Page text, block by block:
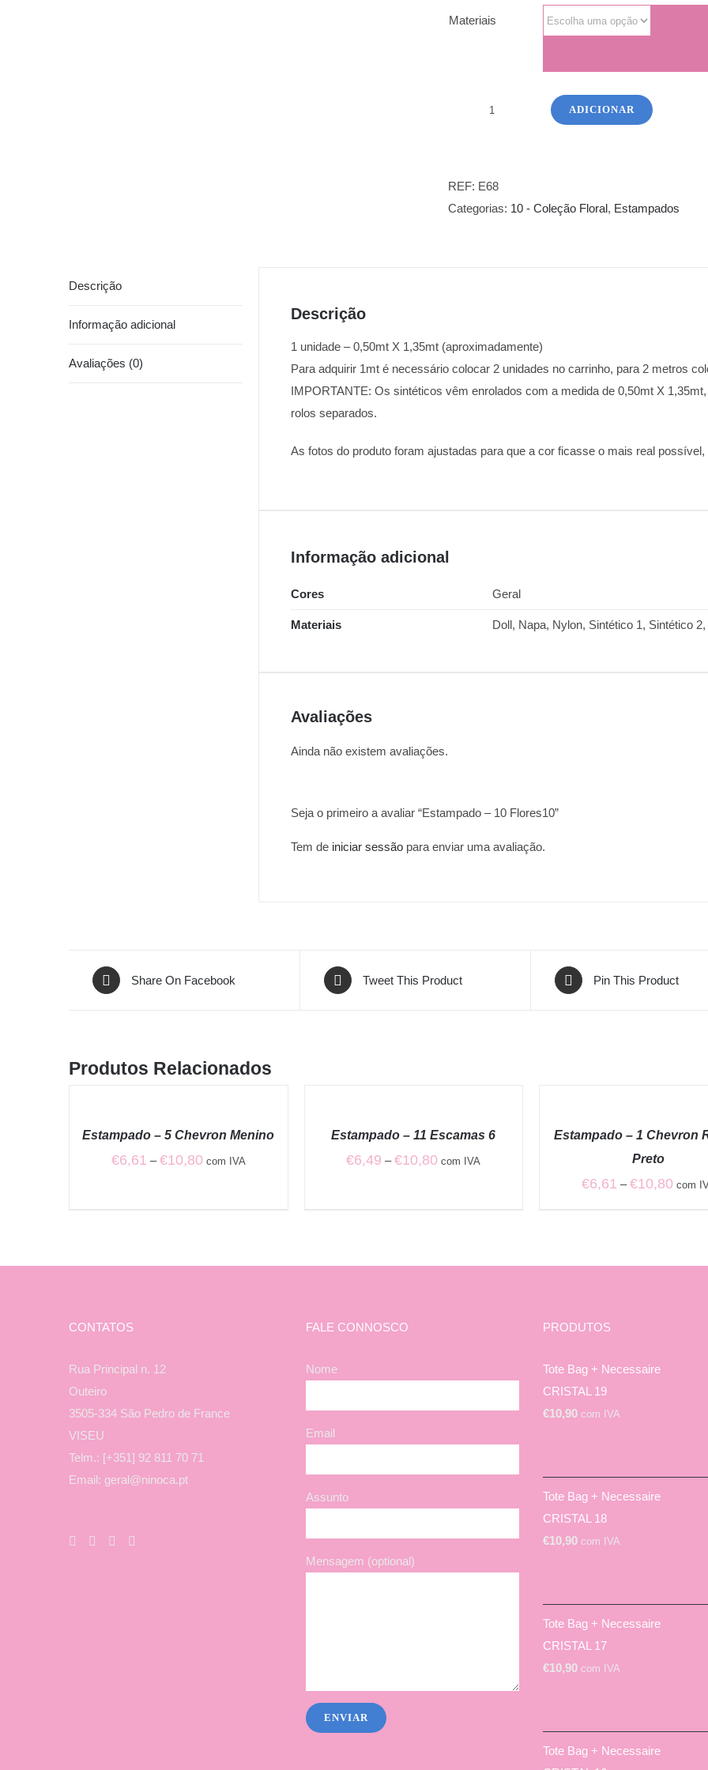
Materiais
-
10
ADICIONAR
REF: E68
Categorias: 10 - Coleção Floral, Estampados
Descrição
Informação adicional
Avaliações (0)
Descrição
1 unidade – 0,50mt X 1,35mt (aproximadamente)
Para adquirir 1mt é necessário colocar 2 unidades no carrinho, para 2 metros
IMPORTANTE: Os sintéticos vêm enrolados com a medida de 0,50mt X
rolos separados.
As fotos do produto foram ajustadas para que a cor ficasse o mais real
Informação adicional
Cores Geral
Materiais Doll, Napa, Nylon, Sintético 1, Sintético
Avaliações
Ainda não existem avaliações.
Seja o primeiro a avaliar “Estampado – 10 Flores10”
Tem de iniciar sessão para enviar uma avaliação.
Share On Facebook Tweet This Product Pin This Product
Produtos Relacionados
QUICK
Estampado – 5 Chevron Menino
€6,61 – €10,80Price
com IVA
QUICKEstampado – 11 Escamas 6
€6,49 – €10,80 Price
com IVA
QUICK
Estampado – 1 Chevron
Preto
€6,61 – €10,80Price
€10,80
com
CONTATOS
Rua Principal n. 12
Outeiro
3505-334 São Pedro de France
VISEU
Telm.: [+351] 92 811 70 71
Email: geral@ninoca.pt
FALE CONNOSCO
Nome
Email
Assunto
Mensagem (optional)
PRODUTOS
Tote Bag + Necessaire
CRISTAL 19
€10,90 com IVA
Tote Bag + Necessaire
CRISTAL 18
€10,90 com IVA
Tote Bag + Necessaire
CRISTAL 17
€10,90 com IVA
Tote Bag + Necessaire